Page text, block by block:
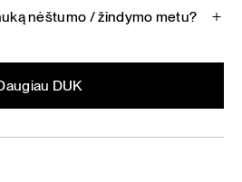
nėštumo / žindymo metu?
DUK